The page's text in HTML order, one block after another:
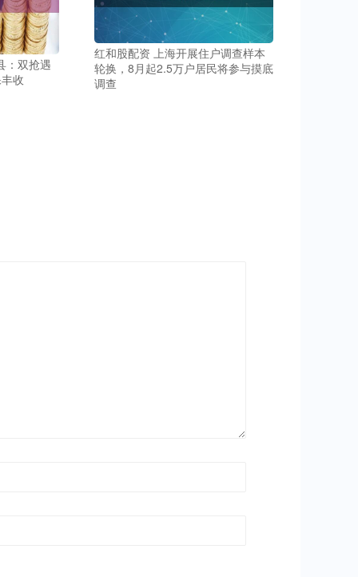
：双抢遇
收
红和股配资 上海开展住户调查样本
轮换，8月起2.5万户居民将参与摸底
调查